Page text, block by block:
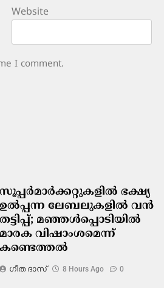
Website
I comment.
സൂപ്പർമാർക്കറ്റുകളിൽ ഭക്ഷ്യ
ഉൽപ്പന്ന ലേബലുകളിൽ വൻ
തട്ടിപ്പ്; മഞ്ഞൾപ്പൊടിയിൽ
മാരക വിഷാംശമെന്ന്
കണ്ടെത്തൽ
ഗീത ദാസ്‌ 8 Hours Ago 0